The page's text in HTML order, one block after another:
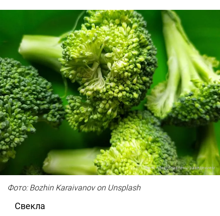
Фото предоставлены заведением
Фото: Bozhin Karaivanov on Unsplash
Свекла